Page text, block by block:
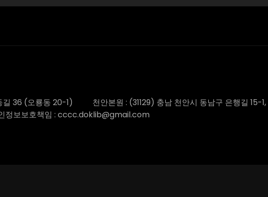
길 36 (오룡동 20-1)
천안본원 : (31129) 충남 천안시 동남구 은행길 15-
정보보호책임 : cccc.doklib@gmail.com